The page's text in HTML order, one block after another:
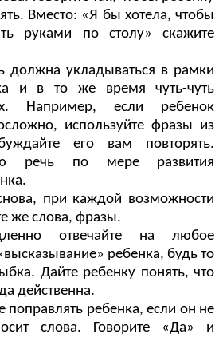
Вместо: «Я бы хотела, чтобы
руками по столу» скажите
должна укладываться в рамки
и в то же время чуть-чуть
Например, если ребенок
используйте фразы из
его вам повторять.
речь по мере развития
при каждой возможности
же слова, фразы.
отвечайте на любое
ребенка, будь то
Дайте ребенку понять, что
действенна.
поправлять ребенка, если он не
слова. Говорите «Да» и